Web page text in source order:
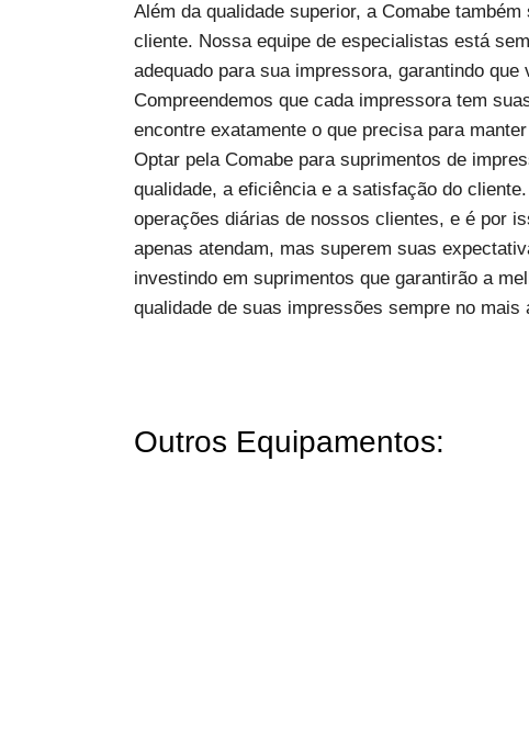
Além da qualidade superior, a Comabe
cliente. Nossa equipe de especialistas está
adequado para sua impressora, garantindo
Compreendemos que cada impressora tem
encontre exatamente o que precisa para
Optar pela Comabe para suprimentos de
qualidade, a eficiência e a satisfação do
operações diárias de nossos clientes, e é por
apenas atendam, mas superem suas
investindo em suprimentos que garantirão a
qualidade de suas impressões sempre no mais
Outros Equipamentos: